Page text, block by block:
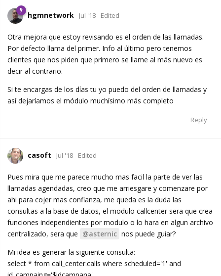
hgmnetwork Jul '18 Edited
Otra mejora que estoy revisando es el orden de las llamadas.
Por defecto llama del primer. Info al último pero tenemos
clientes que nos piden que primero se llame al más nuevo es
decir al contrario.
Si te encargas de los días tu yo puedo del orden de llamadas y
así dejaríamos el módulo muchísimo más completo
Reply
casoft Jul '18 Edited
Pues mira que me parece mucho mas facil la parte de ver las
llamadas agendadas, creo que me arriesgare y comenzare por
ahi para cojer mas confianza, me queda es la duda las
consultas a la base de datos, el modulo callcenter sera que crea
funciones independientes por modulo o lo hara en algun archivo
centralizado, sera que @asternic nos puede guiar?
Mi idea es generar la siguiente consulta:
select * from call_center.calls where scheduled='1' and